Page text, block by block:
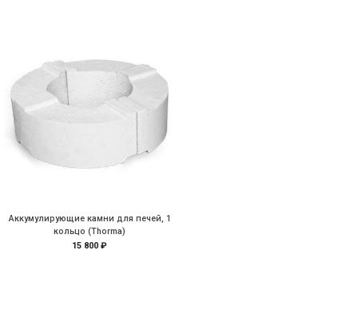
Аккумулирующие камни для печей, 1
кольцо (Thorma)
15 800 ₽